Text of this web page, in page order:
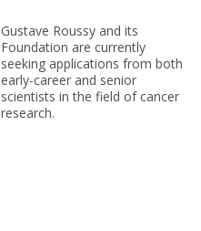
Gustave Roussy and its
Foundation are currently
seeking applications from both
early-career and senior
scientists in the field of cancer
research.